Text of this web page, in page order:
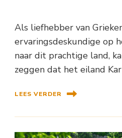
Als liefhebber van
ervaringsdeskundige op
naar dit prachtige land,
zeggen dat het eiland
LEES VERDER